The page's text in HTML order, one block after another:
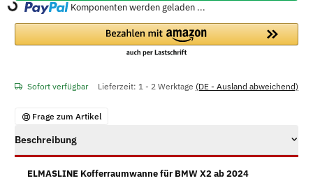
Loading... Komponenten werden geladen ...
Sofort verfügbar Lieferzeit: 1 - 2 Werktage (DE - Ausland abweichend)
Frage zum Artikel
Beschreibung
ELMASLINE Kofferraumwanne für BMW X2 ab 2024